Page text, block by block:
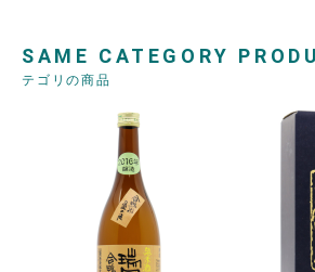
SAME CATEGORY
テゴリの商品